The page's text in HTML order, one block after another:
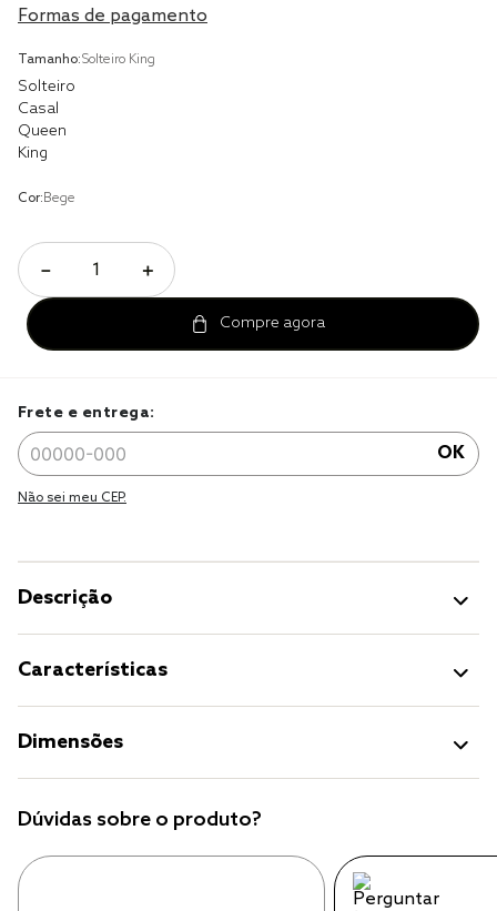
Formas de pagamento
Tamanho:Solteiro King
Solteiro
Casal
Queen
King
Cor:Bege
＋
－
Frete e entrega:
OK
Não sei meu CEP.
Descrição
Características
Dimensões
Dúvidas sobre o produto?
cobertor
jogo cama casal